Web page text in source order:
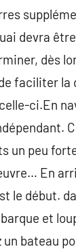
devra
dès
faciliter
ci.En
un peu
En
le début.
et
bateau